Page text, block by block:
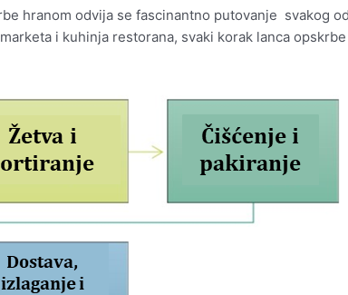
hranom odvija se fascinantno putovanje svakog
i kuhinja restorana, svaki korak lanca